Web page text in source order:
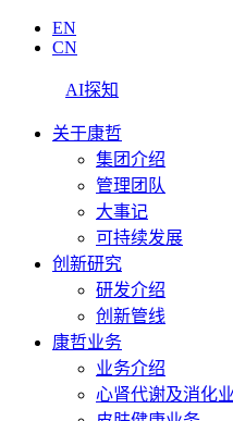
EN
CN
AI探知
关于康哲
集团介绍
管理团队
大事记
可持续发展
创新研究
研发介绍
创新管线
康哲业务
业务介绍
心肾代谢及消化